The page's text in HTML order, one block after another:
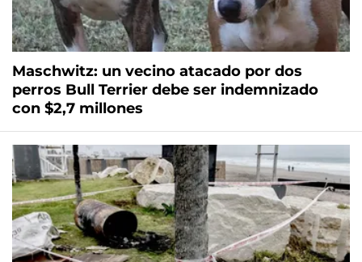
Maschwitz: un vecino atacado por dos
perros Bull Terrier debe ser indemnizado
con $2,7 millones